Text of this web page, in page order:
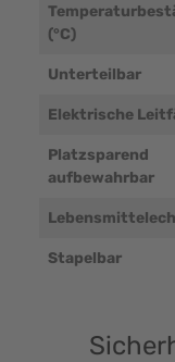
(°C)
Unterteilbar
Elektrische
Platzsparend
aufbewahrbar
Stapelbar